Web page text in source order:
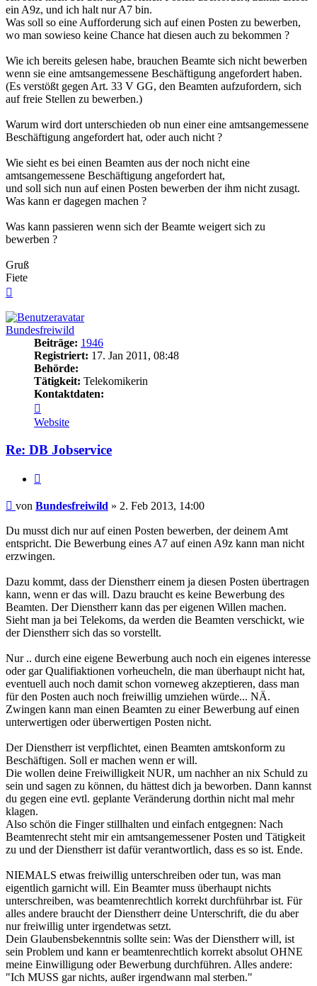
ein A9z, und ich halt nur A7 bin.
Was soll so eine Aufforderung sich auf einen Posten zu bewerben,
wo man sowieso keine Chance hat diesen auch zu bekommen ?
Wie ich bereits gelesen habe, brauchen Beamte sich nicht bewerben
wenn sie eine amtsangemessene Beschäftigung angefordert haben.
(Es verstößt gegen Art. 33 V GG, den Beamten aufzufordern, sich
auf freie Stellen zu bewerben.)
Warum wird dort unterschieden ob nun einer eine amtsangemessene
Beschäftigung angefordert hat, oder auch nicht ?
Wie sieht es bei einen Beamten aus der noch nicht eine
amtsangemessene Beschäftigung angefordert hat,
und soll sich nun auf einen Posten bewerben der ihm nicht zusagt.
Was kann er dagegen machen ?
Was kann passieren wenn sich der Beamte weigert sich zu
bewerben ?
Gruß
Fiete
Bundesfreiwild
Beiträge: 1946
Registriert: 17. Jan 2011, 08:48
Behörde:
Tätigkeit: Telekomikerin
Kontaktdaten:
von
Bundesfreiwild
Website
Re: DB Jobservice
Beitrag
von Bundesfreiwild » 2. Feb 2013, 14:00
Du musst dich nur auf einen Posten bewerben, der deinem Amt
entspricht. Die Bewerbung eines A7 auf einen A9z kann man nicht
erzwingen.
Dazu kommt, dass der Dienstherr einem ja diesen Posten übertragen
kann, wenn er das will. Dazu braucht es keine Bewerbung des
Beamten. Der Dienstherr kann das per eigenen Willen machen.
Sieht man ja bei Telekoms, da werden die Beamten verschickt, wie
der Dienstherr sich das so vorstellt.
Nur .. durch eine eigene Bewerbung auch noch ein eigenes interesse
oder gar Qualifiaktionen vorheucheln, die man überhaupt nicht hat,
eventuell auch noch damit schon vorneweg akzeptieren, dass man
für den Posten auch noch freiwillig umziehen würde... NÄ.
Zwingen kann man einen Beamten zu einer Bewerbung auf einen
unterwertigen oder überwertigen Posten nicht.
Der Dienstherr ist verpflichtet, einen Beamten amtskonform zu
Beschäftigen. Soll er machen wenn er will.
Die wollen deine Freiwilligkeit NUR, um nachher an nix Schuld zu
sein und sagen zu können, du hättest dich ja beworben. Dann kannst
du gegen eine evtl. geplante Veränderung dorthin nicht mal mehr
klagen.
Also schön die Finger stillhalten und einfach entgegnen: Nach
Beamtenrecht steht mir ein amtsangemessener Posten und Tätigkeit
zu und der Dienstherr ist dafür verantwortlich, dass es so ist. Ende.
NIEMALS etwas freiwillig unterschreiben oder tun, was man
eigentlich garnicht will. Ein Beamter muss überhaupt nichts
unterschreiben, was beamtenrechtlich korrekt durchführbar ist. Für
alles andere braucht der Dienstherr deine Unterschrift, die du aber
nur freiwillig unter irgendetwas setzt.
Dein Glaubensbekenntnis sollte sein: Was der Dienstherr will, ist
sein Problem und kann er beamtenrechtlich korrekt absolut OHNE
meine Einwilligung oder Bewerbung durchführen. Alles andere:
"Ich MUSS gar nichts, außer irgendwann mal sterben."